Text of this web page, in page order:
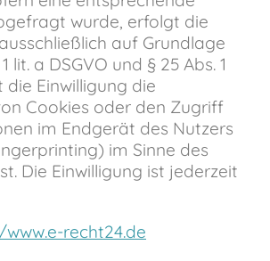
wurde, erfolgt die
auf Grundlage
lit. a DSGVO und § 25 Abs. 1
die Einwilligung die
Cookies oder den Zugriff
im Endgerät des Nutzers
im Sinne des
Die Einwilligung ist jederzeit
recht24.de